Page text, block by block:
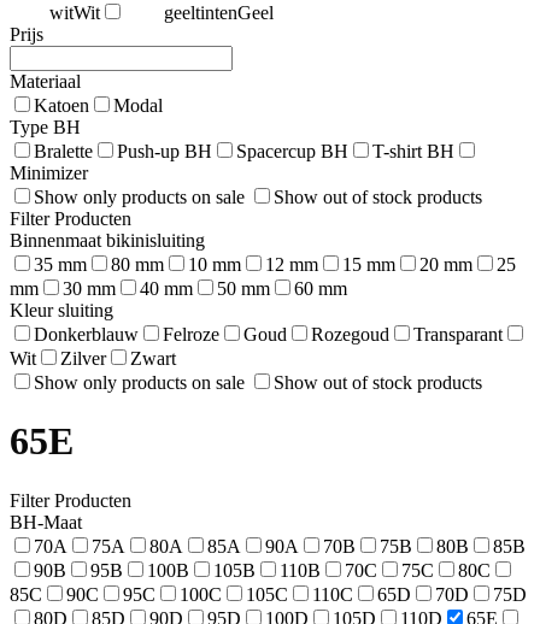
witWit geeltintenGeel
Prijs
Materiaal
Katoen
Modal
Type BH
Bralette
Push-up BH Spacercup BH
T-shirt BH
Minimizer
Show only products on sale
Show out of stock products
Filter Producten
Binnenmaat bikinisluiting
35 mm
80 mm 10 mm 12 mm 15 mm 20 mm
25
mm
30 mm 40 mm 50 mm
60 mm
Kleur sluiting
Donkerblauw
Felroze Goud Rozegoud
Transparant
Wit
Zilver
Zwart
Show only products on sale
Show out of stock products
65E
Filter Producten
BH-Maat
70A
75A 80A 85A 90A 70B 75B 80B
85B
90B
95B 100B 105B 110B 70C 75C
80C
85C
90C 95C 100C 105C 110C 65D 70D
75D
80D
85D 90D 95D 100D 105D 110D
65E